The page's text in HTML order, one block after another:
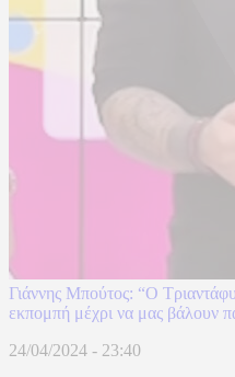
Γιάννης Μπούτος: “Ο
εκπομπή μέχρι να μας βάλουν
24/04/2024 - 23:40